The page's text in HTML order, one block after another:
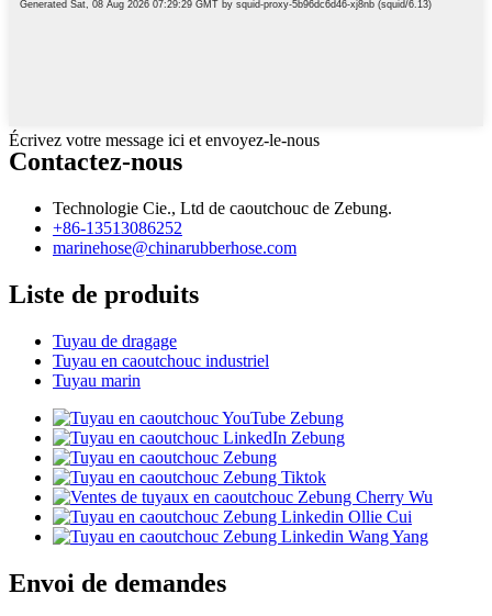
Écrivez votre message ici et envoyez-le-nous
Contactez-nous
Technologie Cie., Ltd de caoutchouc de Zebung.
+86-13513086252
marinehose@chinarubberhose.com
Liste de produits
Tuyau de dragage
Tuyau en caoutchouc industriel
Tuyau marin
Envoi de demandes